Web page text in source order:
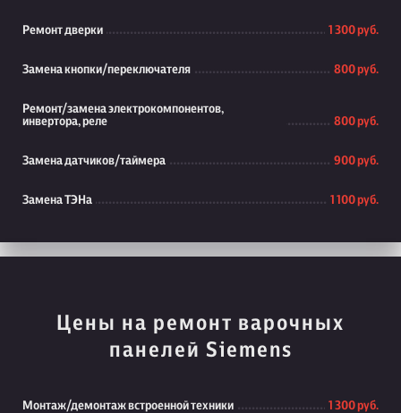
Ремонт дверки 1 300 руб.
Замена кнопки/переключателя 800 руб.
Ремонт/замена электрокомпонентов,
инвертора, реле
800 руб.
Замена датчиков/таймера 900 руб.
Замена ТЭНа 1 100 руб.
Цены на ремонт варочных
панелей Siemens
Монтаж/демонтаж встроенной техники 1 300 руб.